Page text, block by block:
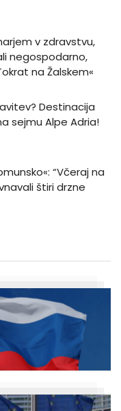
v zdravstvu,
negospodarno,
na Žalskem«
Destinacija
sejmu Alpe Adria!
“Včeraj na
štiri drzne